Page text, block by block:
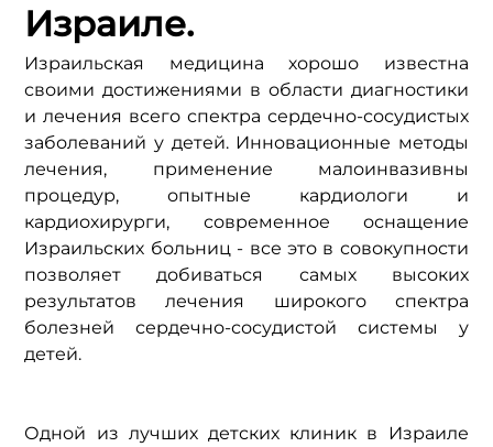
Израиле.
Израильская медицина хорошо известна
своими достижениями в области диагностики
и лечения всего спектра сердечно-сосудистых
заболеваний у детей. Инновационные методы
лечения, применение малоинвазивны
процедур, опытные кардиологи и
кардиохирурги, современное оснащение
Израильских больниц - все это в совокупности
позволяет добиваться самых высоких
результатов лечения широкого спектра
болезней сердечно-сосудистой системы у
детей.
Одной из лучших детских клиник в Израиле